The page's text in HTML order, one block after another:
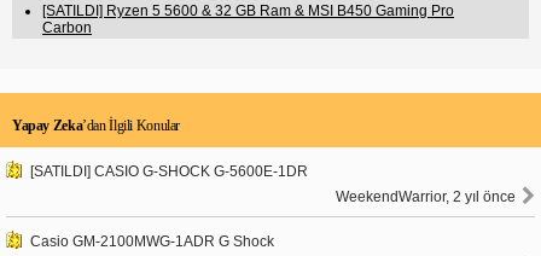
[SATILDI] Ryzen 5 5600 & 32 GB Ram & MSI B450 Gaming Pro
Carbon
Yapay Zeka’dan İlgili Konular
[SATILDI] CASIO G-SHOCK G-5600E-1DR
WeekendWarrior, 2 yıl önce
Casio GM-2100MWG-1ADR G Shock